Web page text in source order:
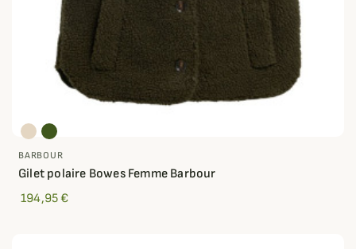
BARBOUR
Gilet polaire Bowes Femme Barbour
194,95 €